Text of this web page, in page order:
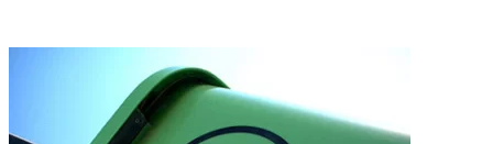
СРЯДА
,
2013
Г.,
11:00